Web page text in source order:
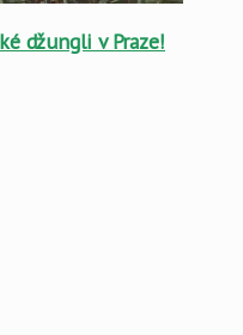
džungli v Praze!